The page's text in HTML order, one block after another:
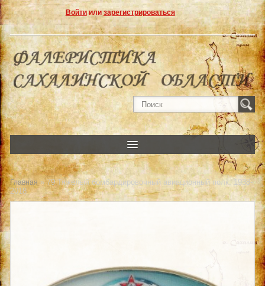
Войтиили зарегистрироваться
Главная » 79 Тяжелый бомбардировочный авиационный полк. 1938-
2018